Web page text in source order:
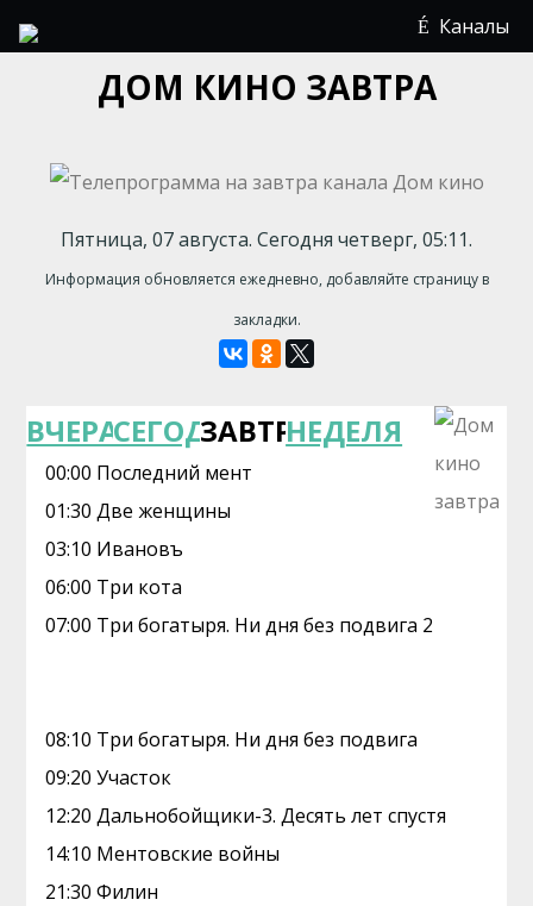
Каналы
ДОМ КИНО ЗАВТРА
Пятница, 07 августа. Сегодня четверг, 05:11.
Информация обновляется ежедневно, добавляйте страницу в
закладки.
ВЧЕРАСЕГОДНЯЗАВТРАНЕДЕЛЯ
00:00 Последний мент
01:30 Две женщины
03:10 Ивановъ
06:00 Три кота
07:00 Три богатыря. Ни дня без подвига 2
08:10 Три богатыря. Ни дня без подвига
09:20 Участок
12:20 Дальнобойщики-3. Десять лет спустя
14:10 Ментовские войны
21:30 Филин